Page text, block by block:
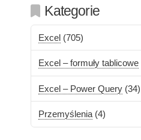
Kategorie
Excel (705)
Excel – formuły tablicowe
Excel – Power Query (34)
Przemyślenia (4)